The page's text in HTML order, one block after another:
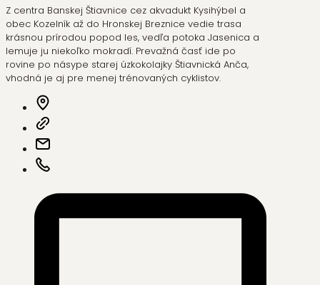
Z centra Banskej Štiavnice cez akvadukt Kysihýbel a
obec Kozelník až do Hronskej Breznice vedie trasa
krásnou prírodou popod les, vedľa potoka Jasenica a
lemuje ju niekoľko mokradí. Prevažná časť ide po
rovine po násype starej úzkokolajky Štiavnická Anča,
vhodná je aj pre menej trénovaných cyklistov.